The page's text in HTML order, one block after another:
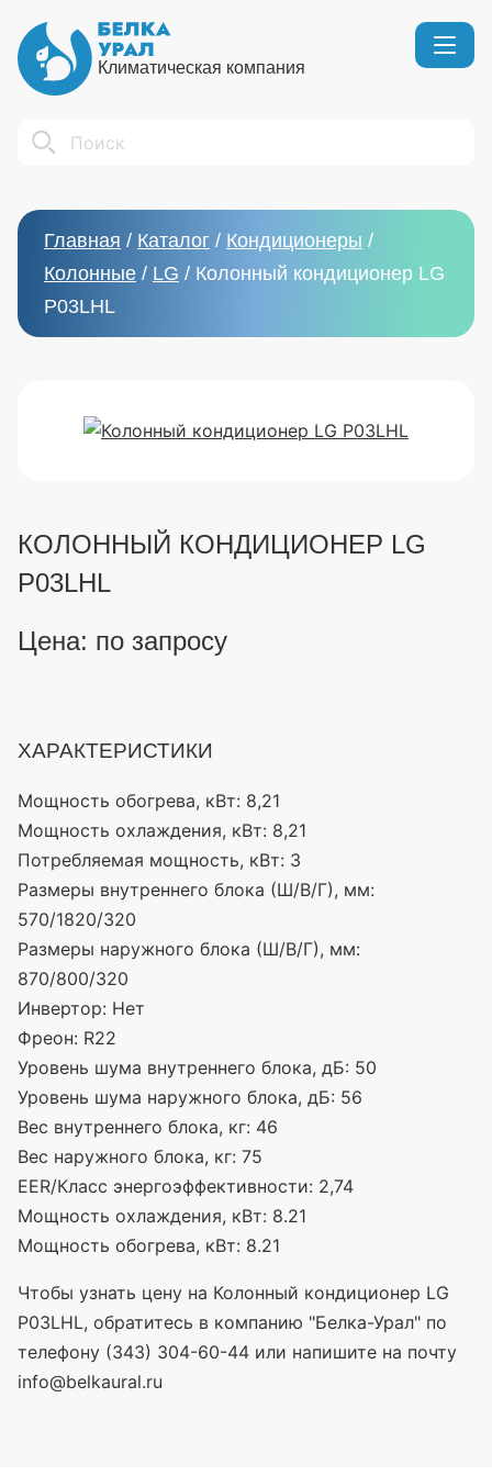
Климатическая компания
Search
Главная / Каталог / Кондиционеры /
Колонные / LG / Колонный кондиционер LG
P03LHL
КОЛОННЫЙ КОНДИЦИОНЕР LG
P03LHL
Цена: по запросу
ХАРАКТЕРИСТИКИ
Мощность обогрева, кВт: 8,21
Мощность охлаждения, кВт: 8,21
Потребляемая мощность, кВт: 3
Размеры внутреннего блока (Ш/В/Г), мм:
570/1820/320
Размеры наружного блока (Ш/В/Г), мм:
870/800/320
Инвертор: Нет
Фреон: R22
Уровень шума внутреннего блока, дБ: 50
Уровень шума наружного блока, дБ: 56
Вес внутреннего блока, кг: 46
Вес наружного блока, кг: 75
EER/Класс энергоэффективности: 2,74
Мощность охлаждения, кВт: 8.21
Мощность обогрева, кВт: 8.21
Чтобы узнать цену на Колонный кондиционер LG
P03LHL, обратитесь в компанию "Белка-Урал" по
телефону (343) 304-60-44 или напишите на почту
info@belkaural.ru
Кондиционеры
Вентиляция
Тепловое оборудование
Реквизиты
Сертификаты